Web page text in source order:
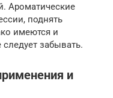
Ароматические
поднять
имеются и
забывать.
и